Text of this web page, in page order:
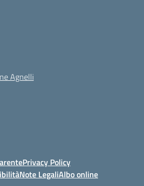
Agnelli
Privacy Policy
Note LegaliAlbo online